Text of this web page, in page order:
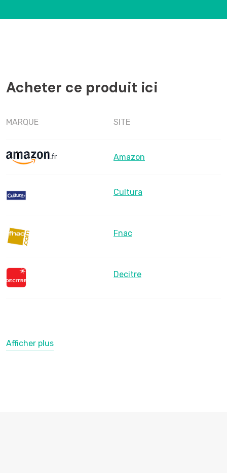
Acheter ce produit ici
MARQUE SITE
Amazon
Cultura
Fnac
Decitre
Afficher plus